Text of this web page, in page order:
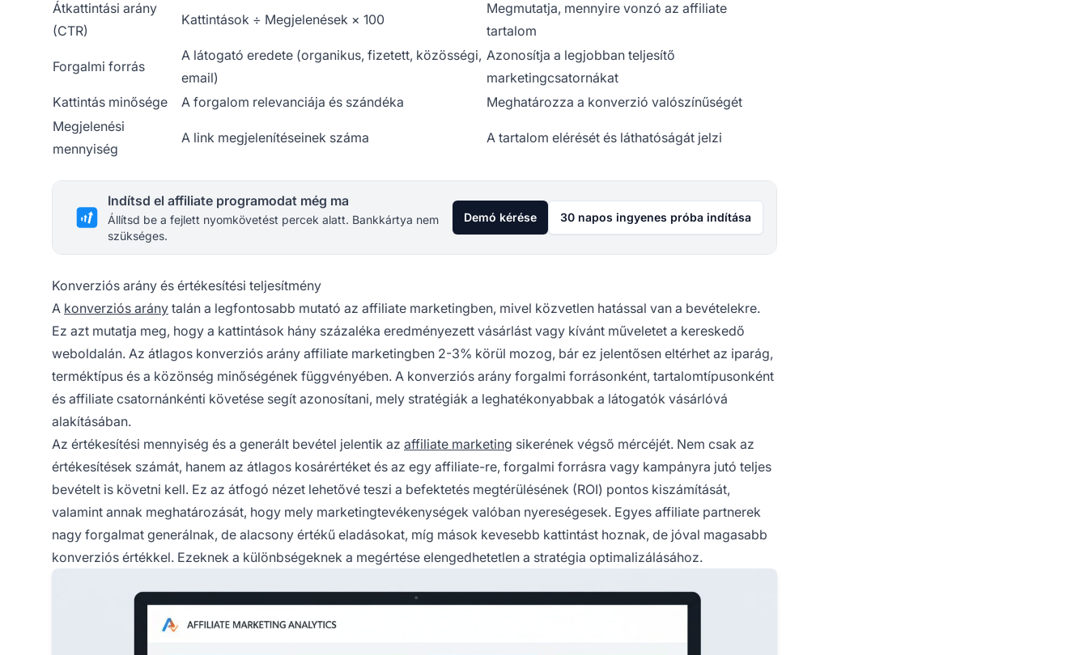
Átkattintási arány
(CTR)
Kattintások ÷ Megjelenések × 100
Megmutatja, mennyire vonzó az affiliate
tartalom
Forgalmi forrás
A látogató eredete (organikus, fizetett, közösségi,
email)
Azonosítja a legjobban teljesítő
marketingcsatornákat
Kattintás minősége
A forgalom relevanciája és szándéka
Meghatározza a konverzió valószínűségét
Megjelenési
mennyiség
A link megjelenítéseinek száma A tartalom elérését és láthatóságát jelzi
Indítsd el affiliate programodat még ma
Állítsd be a fejlett nyomkövetést percek alatt. Bankkártya nem
szükséges.
Demó kérése 30 napos ingyenes próba indítása
Konverziós arány és értékesítési teljesítmény
A konverziós arány talán a legfontosabb mutató az affiliate marketingben, mivel közvetlen hatással van a bevételekre.
Ez azt mutatja meg, hogy a kattintások hány százaléka eredményezett vásárlást vagy kívánt műveletet a kereskedő
weboldalán. Az átlagos konverziós arány affiliate marketingben 2-3% körül mozog, bár ez jelentősen eltérhet az iparág,
terméktípus és a közönség minőségének függvényében. A konverziós arány forgalmi forrásonként, tartalomtípusonként
és affiliate csatornánkénti követése segít azonosítani, mely stratégiák a leghatékonyabbak a látogatók vásárlóvá
alakításában.
Az értékesítési mennyiség és a generált bevétel jelentik az affiliate marketing sikerének végső mércéjét. Nem csak az
értékesítések számát, hanem az átlagos kosárértéket és az egy affiliate-re, forgalmi forrásra vagy kampányra jutó teljes
bevételt is követni kell. Ez az átfogó nézet lehetővé teszi a befektetés megtérülésének (ROI) pontos kiszámítását,
valamint annak meghatározását, hogy mely marketingtevékenységek valóban nyereségesek. Egyes affiliate partnerek
nagy forgalmat generálnak, de alacsony értékű eladásokat, míg mások kevesebb kattintást hoznak, de jóval magasabb
konverziós értékkel. Ezeknek a különbségeknek a megértése elengedhetetlen a stratégia optimalizálásához.